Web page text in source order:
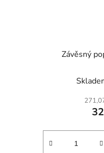
Závěsný